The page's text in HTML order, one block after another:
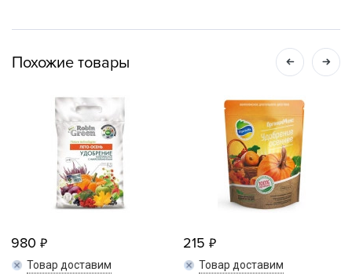
Похожие товары
980
Товар доставим
215
Товар доставим